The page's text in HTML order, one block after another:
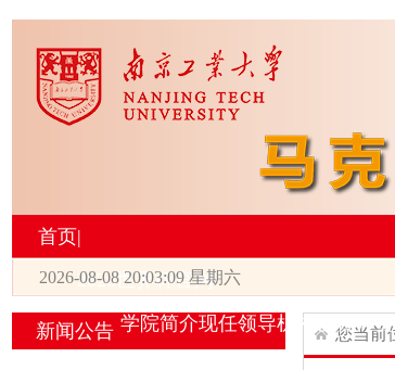
首页|
2026世界杯官网
学院简介现任领导机构设置师
2026-08-08 20:03:10 星期六
新闻公告 您当前